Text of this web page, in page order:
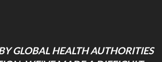
GLOBAL HEALTH AUTHORITIES